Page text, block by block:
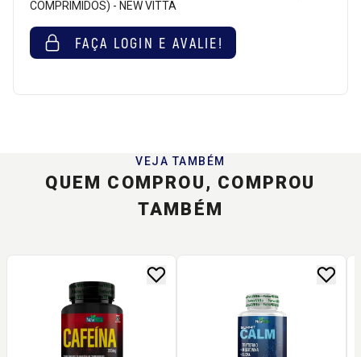
COMPRIMIDOS) - NEW VITTA
FAÇA LOGIN E AVALIE!
VEJA TAMBÉM
QUEM COMPROU, COMPROU
TAMBÉM